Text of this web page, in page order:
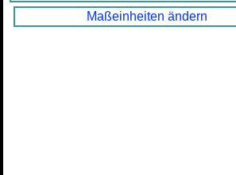
Maßeinheiten ändern